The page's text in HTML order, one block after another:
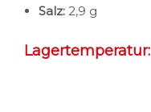
Salz: 2,9 g
Lagertemperatur: